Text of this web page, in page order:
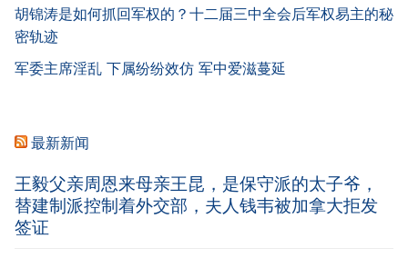
胡锦涛是如何抓回军权的？十二届三中全会后军权易主的秘
密轨迹
军委主席淫乱 下属纷纷效仿 军中爱滋蔓延
最新新闻
王毅父亲周恩来母亲王昆，是保守派的太子爷，
替建制派控制着外交部，夫人钱韦被加拿大拒发
签证